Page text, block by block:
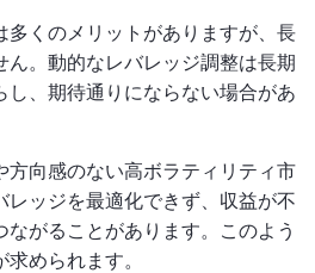
多くのメリットがありますが、長
ん。動的なレバレッジ調整は長期
し、期待通りにならない場合があ
方向感のない高ボラティリティ市
レッジを最適化できず、収益が不
がることがあります。このよう
められます。